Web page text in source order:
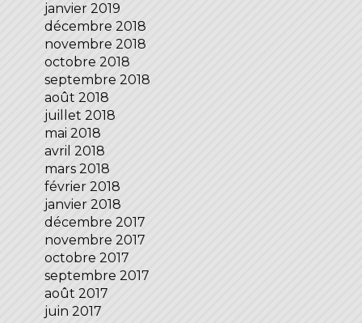
janvier 2019
décembre 2018
novembre 2018
octobre 2018
septembre 2018
août 2018
juillet 2018
mai 2018
avril 2018
mars 2018
février 2018
janvier 2018
décembre 2017
novembre 2017
octobre 2017
septembre 2017
août 2017
juin 2017